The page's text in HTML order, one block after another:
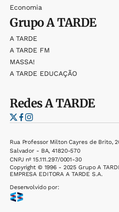
Economia
GrupoA TARDE
A TARDE
A TARDE FM
MASSA!
A TARDE EDUCAÇÃO
RedesA TARDE
Rua Professor Milton Cayres de Brito,
Salvador - BA, 41820-570
CNPJ nº 15.111.297/0001-30
Copyright © 1996 - 2025 Grupo A
EMPRESA EDITORA A TARDE S.A.
Desenvolvido por: